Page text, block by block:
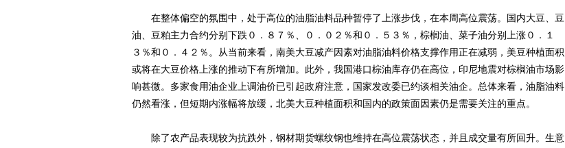
在整体偏空的氛围中，处于高位的油脂油料品种暂停了上涨步伐，在本周高位震荡。国内大豆、豆
油、豆粕主力合约分别下跌０．８７％、０．０２％和０．５３％，棕榈油、菜子油分别上涨０．１
３％和０．４２％。从当前来看，南美大豆减产因素对油脂油料价格支撑作用正在减弱，美豆种植面积
或将在大豆价格上涨的推动下有所增加。此外，我国港口棕油库存仍在高位，印尼地震对棕榈油市场影
响甚微。多家食用油企业上调油价已引起政府注意，国家发改委已约谈相关油企。总体来看，油脂油料
仍然看涨，但短期内涨幅将放缓，北美大豆种植面积和国内的政策面因素仍是需要关注的重点。
除了农产品表现较为抗跌外，钢材期货螺纹钢也维持在高位震荡状态，并且成交量有所回升。生意